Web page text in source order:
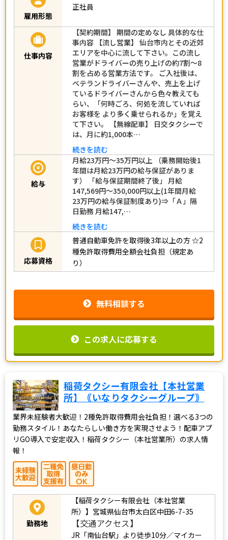
雇用形態
正社員
仕事内容
【契約期間】 期間の定めなし 具体的な仕
事内容 【流し営業】 仙台市内とその近郊
エリアを中心に流して下さい。この流し
営業がドライバーの売り上げの約7割～8
割を占める営業方法です。 ご入社後は、
ベテランドライバーさんや、売上を上げ
ているドライバーさんから色々教えても
らい、「何時ごろ、何処を流していれば
お客様を より多く乗せられるか」を覚え
て下さい。 【無線配車】 日交タクシーで
は、月に約1,000本…
続きを読む
給与
月給23万円～35万円以上 （乗務開始後1
年間は月給23万円の給与保証がありま
す） 「給与保証期間終了後」 月給
147,569円～350,000円以上(1年間月給
23万円の給与保証制度あり)⇒「Ａ」隔
日勤務 月給147,…
続きを読む
応募資格
普通自動車免許を取得後3年以上の方☆2
種免許取得費用全額会社負担（規定あ
り）
無料相談する
この求人に応募する
稲荷タクシー有限会社【本社営業
所】｟いなりタクシーグループ｠
業界未経験者大歓迎！2種免許取得費用会社負担！選べる3つの
勤務スタイル！あなたらしい働き方を実現させよう！配車アプ
リGO導入で安定収入！稲荷タクシー（本社営業所）の求人情
報！
勤務地
【稲荷タクシー有限会社（本社営業
所）】宮城県仙台市太白区中田6-7-35
【交通アクセス】
JR「南仙台駅」より徒歩10分／マイカー